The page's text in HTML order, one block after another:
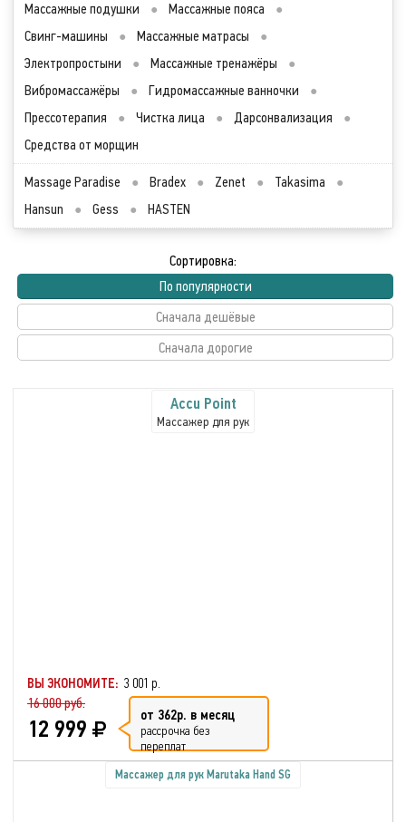
Массажные подушки
● Массажные пояса
●
Свинг-машины
● Массажные матрасы
●
Электропростыни
● Массажные тренажёры
●
Вибромассажёры
● Гидромассажные ванночки
●
Прессотерапия
● Чистка лица ● Дарсонвализация
●
Средства от морщин
Massage Paradise ● Bradex ● Zenet ● Takasima
●
Hansun
● Gess ● HASTEN
Сортировка:
По популярности
Сначала дешёвые
Сначала дорогие
Accu Point
Массажер для рук
ВЫ ЭКОНОМИТЕ: 3 001 р.
16 000 руб.
12 999 от 362р. в месяц
рассрочка без
переплат
Массажер для рук Marutaka Hand SG